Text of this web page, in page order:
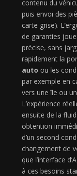
contenu du
puis envoi des
carte grise).
de garanties
précise, sans
rapidement la
auto ou les
par exemple en
vers une île ou
L’expérience
ensuite de la
obtention
d’un second
changement de
que l’interface
à ces besoins